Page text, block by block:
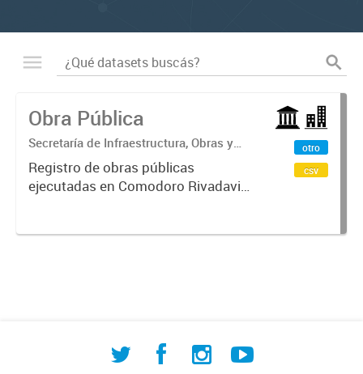
Obra Pública
Secretaría de Infraestructura, Obras y
Servicios Públicos
Registro de obras públicas
ejecutadas en Comodoro Rivadavia,
adjudicatarias y montos
otro
csv